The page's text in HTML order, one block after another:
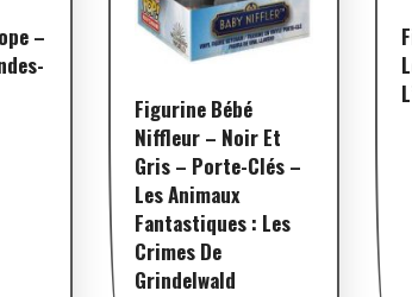
–
Figurine Bébé
Niffleur – Noir Et
Gris – Porte-Clés –
Les Animaux
Fantastiques : Les
Crimes De
Grindelwald